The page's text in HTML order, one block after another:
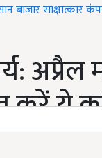
बाजारसाक्षात्कार
ये